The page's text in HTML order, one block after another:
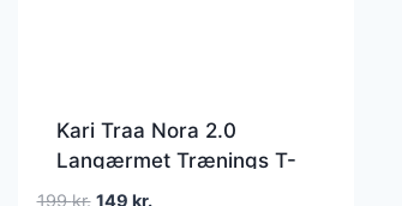
Kari Traa Nora 2.0
Langærmet Trænings T-
shirt Dame
199kr. Den
149 kr.Den